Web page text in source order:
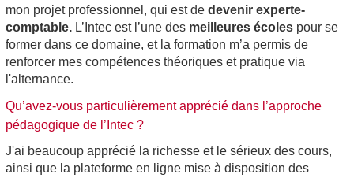
mon projet professionnel, qui est de devenir experte-
comptable.L’Intec est l’une des meilleures écoles pour se
former dans ce domaine, et la formation m’a permis de
renforcer mes compétences théoriques et pratique via
l'alternance.
Qu’avez-vous particulièrement apprécié dans l’approche
pédagogique de l’Intec ?
J'ai beaucoup apprécié la richesse et le sérieux des cours,
ainsi que la plateforme en ligne mise à disposition des